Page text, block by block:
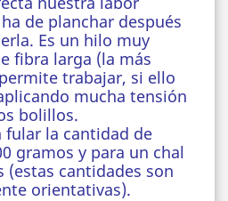
de planchar después
Es un hilo muy
fibra larga (la más
trabajar, si ello
mucha tensión
bolillos.
fular la cantidad de
gramos y para un chal
(estas cantidades son
orientativas).